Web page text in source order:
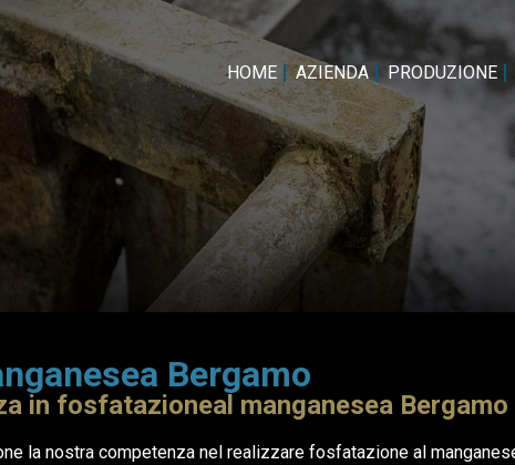
HOME AZIENDA PRODUZIONE
Bergamo
in fosfatazioneal manganesea Bergamo
la nostra competenza nel realizzare fosfatazione al